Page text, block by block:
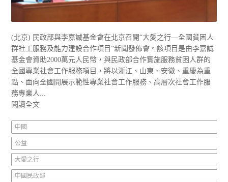
(北京) 民政部與李嘉誠基金會在北京召開“大愛之行—全國貧困人
群社工服務及能力建設合作項目”新聞發佈會。該項目是由李嘉誠
基金會資助2000萬元人民幣，與民政部合作實施服務貧困人群的
全國專業社會工作服務項目，將以浙江、山東、安徽、重慶為重
點、面向全國開展示範性專業社會工作服務、高層次社會工作服
務專業人...
閱讀全文
中國
公益
大愛之行
中國民政部